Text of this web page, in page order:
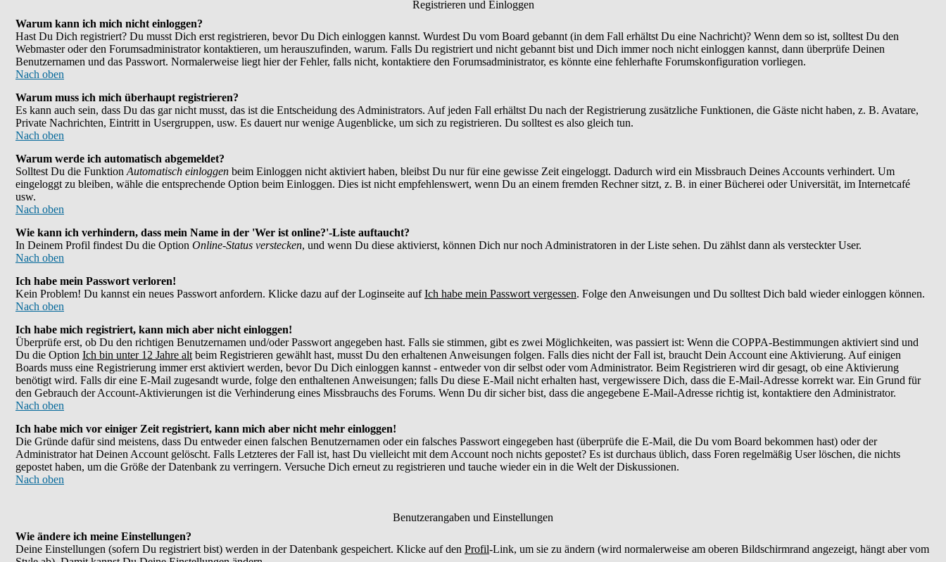
Registrieren und Einloggen
Warum kann ich mich nicht einloggen?
Hast Du Dich registriert? Du musst Dich erst registrieren, bevor Du Dich einloggen kannst. Wurdest Du vom Board gebannt (in dem Fall erhältst Du eine Nachricht)? Wenn dem so ist, solltest Du den
Webmaster oder den Forumsadministrator kontaktieren, um herauszufinden, warum. Falls Du registriert und nicht gebannt bist und Dich immer noch nicht einloggen kannst, dann überprüfe Deinen
Benutzernamen und das Passwort. Normalerweise liegt hier der Fehler, falls nicht, kontaktiere den Forumsadministrator, es könnte eine fehlerhafte Forumskonfiguration vorliegen.
Nach oben
Warum muss ich mich überhaupt registrieren?
Es kann auch sein, dass Du das gar nicht musst, das ist die Entscheidung des Administrators. Auf jeden Fall erhältst Du nach der Registrierung zusätzliche Funktionen, die Gäste nicht haben, z. B. Avatare,
Private Nachrichten, Eintritt in Usergruppen, usw. Es dauert nur wenige Augenblicke, um sich zu registrieren. Du solltest es also gleich tun.
Nach oben
Warum werde ich automatisch abgemeldet?
Solltest Du die Funktion Automatisch einloggen beim Einloggen nicht aktiviert haben, bleibst Du nur für eine gewisse Zeit eingeloggt. Dadurch wird ein Missbrauch Deines Accounts verhindert. Um
eingeloggt zu bleiben, wähle die entsprechende Option beim Einloggen. Dies ist nicht empfehlenswert, wenn Du an einem fremden Rechner sitzt, z. B. in einer Bücherei oder Universität, im Internetcafé
usw.
Nach oben
Wie kann ich verhindern, dass mein Name in der 'Wer ist online?'-Liste auftaucht?
In Deinem Profil findest Du die Option Online-Status verstecken, und wenn Du diese aktivierst, können Dich nur noch Administratoren in der Liste sehen. Du zählst dann als versteckter User.
Nach oben
Ich habe mein Passwort verloren!
Kein Problem! Du kannst ein neues Passwort anfordern. Klicke dazu auf der Loginseite aufIch habe mein Passwort vergessen. Folge den Anweisungen und Du solltest Dich bald wieder einloggen können.
Nach oben
Ich habe mich registriert, kann mich aber nicht einloggen!
Überprüfe erst, ob Du den richtigen Benutzernamen und/oder Passwort angegeben hast. Falls sie stimmen, gibt es zwei Möglichkeiten, was passiert ist: Wenn die COPPA-Bestimmungen aktiviert sind und
Du die Option Ich bin unter 12 Jahre alt beim Registrieren gewählt hast, musst Du den erhaltenen Anweisungen folgen. Falls dies nicht der Fall ist, braucht Dein Account eine Aktivierung. Auf einigen
Boards muss eine Registrierung immer erst aktiviert werden, bevor Du Dich einloggen kannst - entweder von dir selbst oder vom Administrator. Beim Registrieren wird dir gesagt, ob eine Aktivierung
benötigt wird. Falls dir eine E-Mail zugesandt wurde, folge den enthaltenen Anweisungen; falls Du diese E-Mail nicht erhalten hast, vergewissere Dich, dass die E-Mail-Adresse korrekt war. Ein Grund für
den Gebrauch der Account-Aktivierungen ist die Verhinderung eines Missbrauchs des Forums. Wenn Du dir sicher bist, dass die angegebene E-Mail-Adresse richtig ist, kontaktiere den Administrator.
Nach oben
Ich habe mich vor einiger Zeit registriert, kann mich aber nicht mehr einloggen!
Die Gründe dafür sind meistens, dass Du entweder einen falschen Benutzernamen oder ein falsches Passwort eingegeben hast (überprüfe die E-Mail, die Du vom Board bekommen hast) oder der
Administrator hat Deinen Account gelöscht. Falls Letzteres der Fall ist, hast Du vielleicht mit dem Account noch nichts gepostet? Es ist durchaus üblich, dass Foren regelmäßig User löschen, die nichts
gepostet haben, um die Größe der Datenbank zu verringern. Versuche Dich erneut zu registrieren und tauche wieder ein in die Welt der Diskussionen.
Nach oben
Benutzerangaben und Einstellungen
Wie ändere ich meine Einstellungen?
Deine Einstellungen (sofern Du registriert bist) werden in der Datenbank gespeichert. Klicke auf den Profil-Link, um sie zu ändern (wird normalerweise am oberen Bildschirmrand angezeigt, hängt aber vom